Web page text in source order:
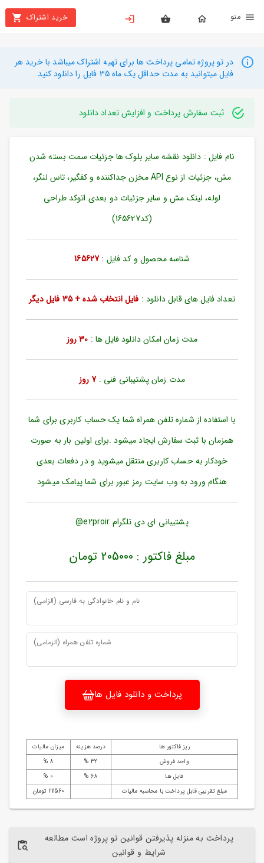
خرید اشتراک
بستن
محصولات
تهیه
راهنما
دانلود
خرید
کاربری
به
کاربری
بازیابی
مندی
ها
در تو پروژه تمامی پرداخت ها برای تهیه اشتراک میباشد با خرید هر
فایل میتوانید به مدت حداقل یک ماه 35 فایل را دانلود کنید
ثبت سفارش پرداخت و افزایش تعداد دانلود
نام فایل : دانلود نقشه سایر بلوک ها جزئیات سمت بسته شدن
مش، جزئیات از نوع API مخزن جداکننده و کفگیر، تاس لنگر،
لوله، لینک مش و سایر جزئیات دو بعدی اتوکد طراحی
(کد165627)
شناسه محصول و کد فایل :165627
تعداد فایل های قابل دانلود : فایل انتخاب شده + 35 فایل دیگر
مدت زمان امکان دانلود فایل ها : 30 روز
مدت زمان پشتیبانی فنی :7 روز
با استفاده از شماره تلفن همراه شما یک حساب کاربری برای شما
همزمان با ثبت سفارش ایجاد میشود .برای اولین بار به صورت
خودکار به حساب کاربری منتقل میشوید و در دفعات بعدی
هنگام ورود به وب سایت رمز عبور برای شما پیامک میشود
پشتیبانی ای دی تلگرام e2proir@
مبلغ فاکتور : 205000 تومان
نام و نام خانوادگی به فارسی (الزامی)
شماره تلفن همراه (الزمامی)
پرداخت و دانلود فایل ها
ریز فاکتور ها درصد هزینه
میزان مالیات
واحد فروش
32 %
8 %
فایل ها
68 %
0 %
مبلغ تقریبی قابل پرداخت با محاسبه مالیات
211560 تومان
پرداخت به منزله پذیرفتن قوانین تو پروژه است مطالعه
شرایط و قوانین